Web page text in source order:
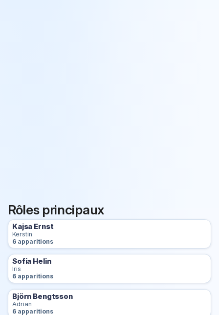
Rôles principaux
Kajsa Ernst
Kerstin
6 apparitions
Sofia Helin
Iris
6 apparitions
Björn Bengtsson
Adrian
6 apparitions